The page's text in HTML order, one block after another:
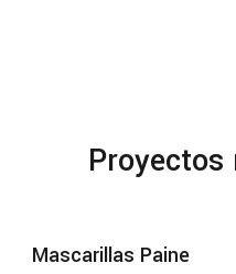
Proyectos
Mascarillas Paine